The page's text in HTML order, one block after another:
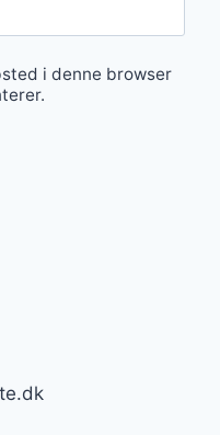
i denne browser